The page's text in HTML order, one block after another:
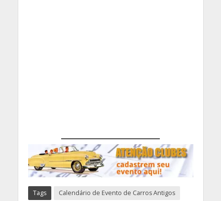
Tags Calendário de Evento de Carros Antigos